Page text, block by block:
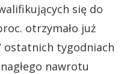
się do
otrzymało już
ostatnich tygodniach
nawrotu